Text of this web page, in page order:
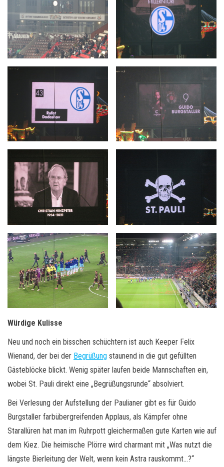
Würdige Kulisse
Neu und noch ein bisschen schüchtern ist auch Keeper Felix
Wienand, der bei der Begrüßung staunend in die gut gefüllten
Gästeblöcke blickt. Wenig später laufen beide Mannschaften ein,
wobei St. Pauli direkt eine „Begrüßungsrunde“ absolviert.
Bei Verlesung der Aufstellung der Paulianer gibt es für Guido
Burgstaller farbübergreifenden Applaus, als Kämpfer ohne
Starallüren hat man im Ruhrpott gleichermaßen gute Karten wie auf
dem Kiez. Die heimische Plörre wird charmant mit „Was nutzt die
längste Bierleitung der Welt, wenn kein Astra rauskommt…?“